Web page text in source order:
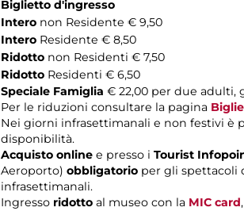
Biglietto d'ingresso
Intero non Residente € 9,50
Intero Residente € 8,50
Ridotto non Residenti € 7,50
Ridotto Residenti € 6,50
Speciale Famiglia € 22,00 per due adulti,
Per le riduzioni consultare la pagina
Nei giorni infrasettimanali e non festivi è
disponibilità.
Acquisto online e presso i Tourist
Aeroporto) obbligatorio per gli spettacoli
infrasettimanali.
Ingresso ridotto al museo con la MIC card